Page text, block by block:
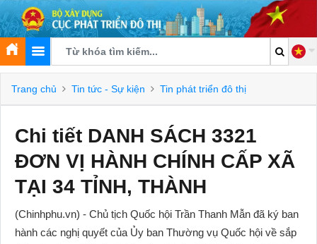
Trang chủ Tin tức - Sự kiện Tin phát triển đô thị
Chi tiết DANH SÁCH 3321
ĐƠN VỊ HÀNH CHÍNH CẤP XÃ
TẠI 34 TỈNH, THÀNH
(Chinhphu.vn) - Chủ tịch Quốc hội Trần Thanh Mẫn đã ký ban
hành các nghị quyết của Ủy ban Thường vụ Quốc hội về sắp